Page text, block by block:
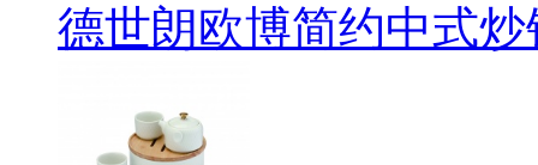
德世朗欧博简约中式炒